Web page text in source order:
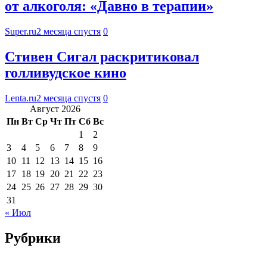
от алкоголя: «Давно в терапии»
Super.ru2 месяца спустя 0
Стивен Сигал раскритиковал
голливудское кино
Lenta.ru2 месяца спустя 0
Август 2026
Пн Вт Ср Чт Пт Сб Вс
1
2
3
4 5 6 7 8
9
10 11 12 13 14 15 16
17 18 19 20 21 22 23
24 25 26 27 28 29 30
31
« Июл
Рубрики